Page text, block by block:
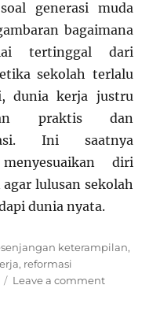
generasi muda
bagaimana
tertinggal dari
sekolah terlalu
dunia kerja justru
praktis dan
Ini saatnya
diri
lulusan sekolah
dunia nyata.
keterampilan,
, reformasi
Leave a commenton